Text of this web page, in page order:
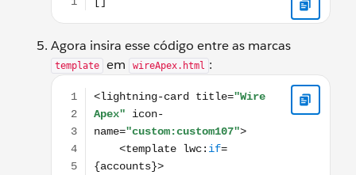
Agora insira esse código entre as marcas
template em wireApex.html :
<lightning-card title="Wire Apex" icon-